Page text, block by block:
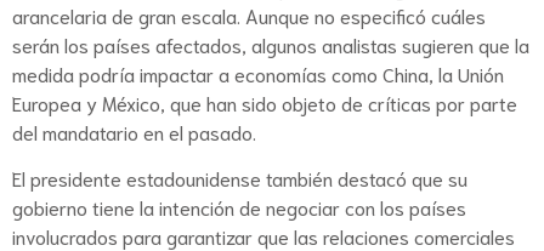
arancelaria de gran escala. Aunque no especificó cuáles
serán los países afectados, algunos analistas sugieren que la
medida podría impactar a economías como China, la Unión
Europea y México, que han sido objeto de críticas por parte
del mandatario en el pasado.
El presidente estadounidense también destacó que su
gobierno tiene la intención de negociar con los países
involucrados para garantizar que las relaciones comerciales